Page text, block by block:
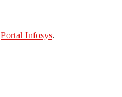
Portal Infosys.